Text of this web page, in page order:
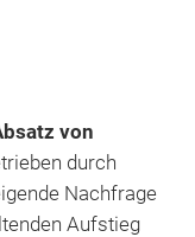
von
durch
Nachfrage
Aufstieg